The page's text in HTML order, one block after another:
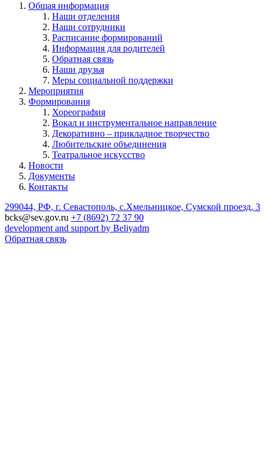
Общая информация
Наши отделения
Наши сотрудники
Расписание формирований
Информация для родителей
Обратная связь
Наши друзья
Меры социальной поддержки
Мероприятия
Формирования
Хореография
Вокал и инструментальное направление
Декоративно – прикладное творчество
Любительские объединения
Театральное искусство
Новости
Документы
Контакты
299044, РФ, г. Севастополь, с.Хмельницкое, Сумской проезд, 3
bcks@sev.gov.ru +7 (8692) 72 37 90
development and support by Beliyadm
Обратная связь